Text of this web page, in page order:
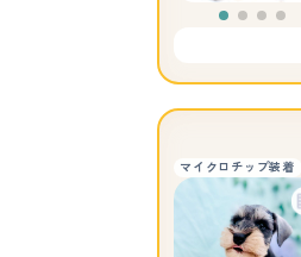
マイクロチップ装着